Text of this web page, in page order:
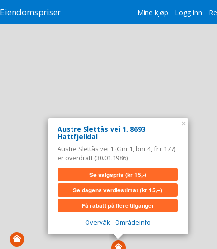
Mine kjøp Logg inn
Eiendomspriser
Austre Slettås vei 1, 8693
Hattfjelldal
Austre Slettås vei 1 (Gnr 1, bnr 4, fnr 177)
er overdratt (30.01.1986)
Se salgspris(kr 15,-)
Se dagens verdiestimat(kr 15,–)
Få rabatt på flere tilganger
Overvåk Områdeinfo
×